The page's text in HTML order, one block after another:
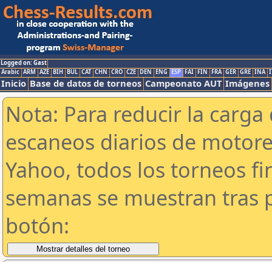
Logged on: Gast
Arabic ARM AZE BIH BUL CAT CHN CRO CZE DEN ENG ESP FAI FIN FRA GER GRE INA
Inicio Base de datos de torneos Campeonato AUT Imágenes
Nota: Para reducir la
escaneos diarios de
Yahoo, todos los torneos
semanas se muestran tras
botón: